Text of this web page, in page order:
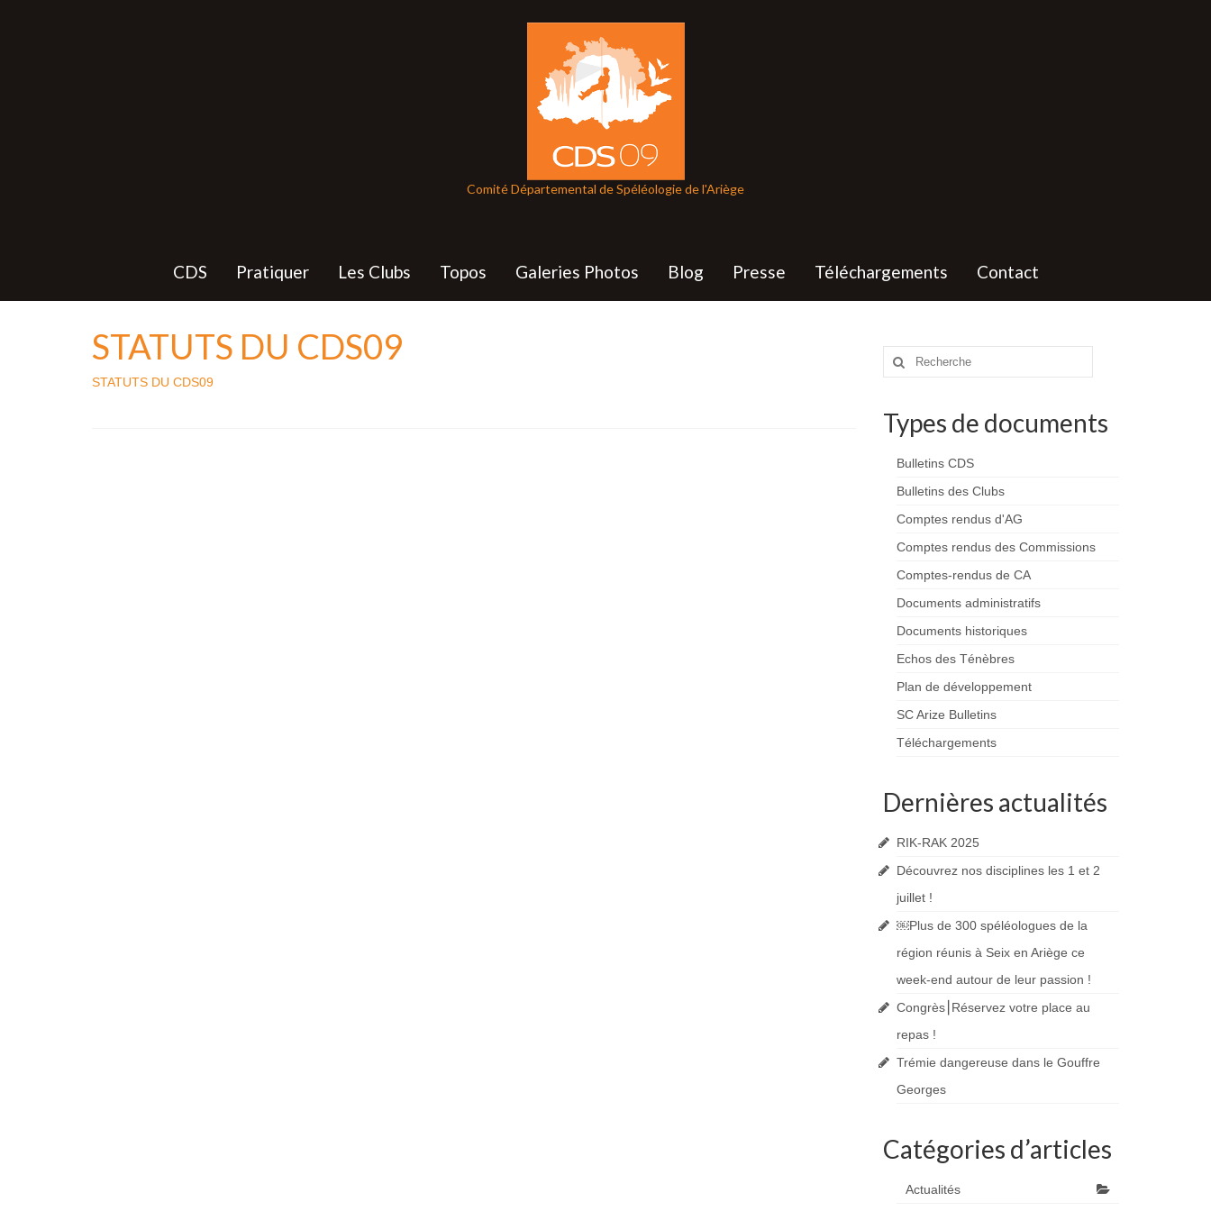
Comité Départemental de Spéléologie de l'Ariège
CDS Pratiquer Les Clubs Topos Galeries Photos Blog Presse Téléchargements Contact
STATUTS DU CDS09
STATUTS DU CDS09
Rechercher
Types de documents
Bulletins CDS
Bulletins des Clubs
Comptes rendus d'AG
Comptes rendus des Commissions
Comptes-rendus de CA
Documents administratifs
Documents historiques
Echos des Ténèbres
Plan de développement
SC Arize Bulletins
Téléchargements
Dernières actualités
RIK-RAK 2025
Découvrez nos disciplines les 1 et 2
juillet !
￼Plus de 300 spéléologues de la
région réunis à Seix en Ariège ce
week-end autour de leur passion !
Congrès⎮Réservez votre place au
repas !
Trémie dangereuse dans le Gouffre
Georges
Catégories d’articles
Actualités